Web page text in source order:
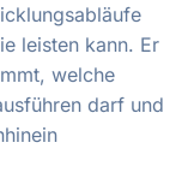
leisten kann. Er
welche
darf und